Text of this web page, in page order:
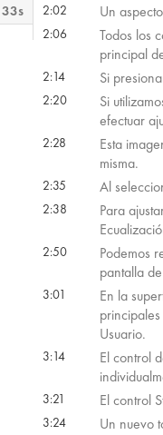
2:02 Un
2:06
Todos los
principal
2:14 Si
2:20
Si
efectuar
2:28
Esta
misma.
2:35 Al
2:38
Para
2:50
Podemos
pantalla
3:01
En la
Usuario.
3:14
El control
3:21 El control
3:24 Un nuevo